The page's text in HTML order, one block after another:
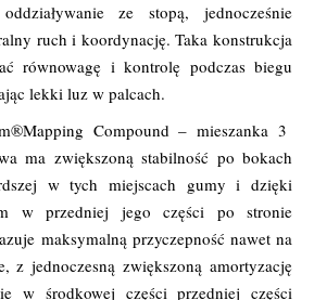
ze stopą, jednocześnie
ruch i koordynację. Taka konstrukcja
równowagę i kontrolę podczas biegu
lekki luz w palcach.
Compound – mieszanka 3
ma zwiększoną stabilność po bokach
w tych miejscach gumy i dzięki
w przedniej jego części po stronie
maksymalną przyczepność nawet na
z jednoczesną zwiększoną amortyzację
w środkowej części przedniej części